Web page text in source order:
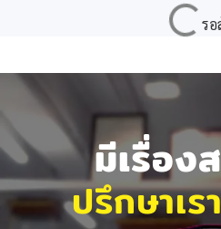
มีเรื่อง
ปรึกษาเ